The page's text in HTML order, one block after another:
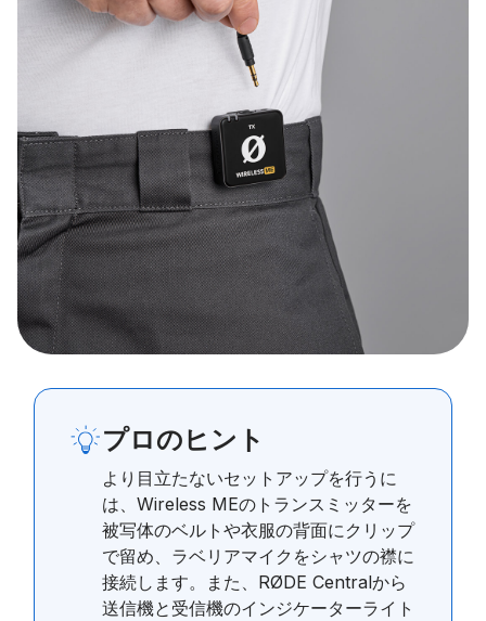
プロのヒント
より目立たないセットアップを行うに
は、Wireless MEのトランスミッターを
被写体のベルトや衣服の背面にクリップ
で留め、ラベリアマイクをシャツの襟に
接続します。また、RØDE Centralから
送信機と受信機のインジケーターライト